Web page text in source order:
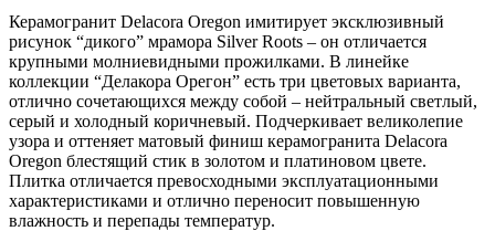
Керамогранит Delacora Oregon имитирует эксклюзивный
рисунок “дикого” мрамора Silver Roots – он отличается
крупными молниевидными прожилками. В линейке
коллекции “Делакора Орегон” есть три цветовых варианта,
отлично сочетающихся между собой – нейтральный светлый,
серый и холодный коричневый. Подчеркивает великолепие
узора и оттеняет матовый финиш керамогранита Delacora
Oregon блестящий стик в золотом и платиновом цвете.
Плитка отличается превосходными эксплуатационными
характеристиками и отлично переносит повышенную
влажность и перепады температур.